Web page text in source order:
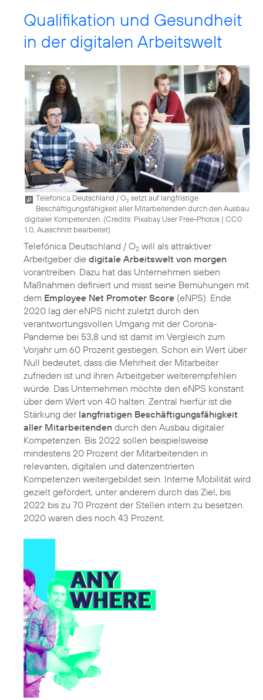
Qualifikation und Gesundheit
in der digitalen Arbeitswelt
Telefonica Deutschland / O2 setzt auf langfristige
Beschäftigungsfähigkeit aller Mitarbeitenden durch den Ausbau
digitaler Kompetenzen. (Credits: Pixabay User Free-Photos | CC0
1.0, Ausschnitt bearbeitet)
Telefónica Deutschland / O2 will als attraktiver
Arbeitgeber die digitale Arbeitswelt von morgen
vorantreiben. Dazu hat das Unternehmen sieben
Maßnahmen definiert und misst seine Bemühungen mit
dem Employee Net Promoter Score (eNPS). Ende
2020 lag der eNPS nicht zuletzt durch den
verantwortungsvollen Umgang mit der Corona-
Pandemie bei 53,8 und ist damit im Vergleich zum
Vorjahr um 60 Prozent gestiegen. Schon ein Wert über
Null bedeutet, dass die Mehrheit der Mitarbeiter
zufrieden ist und ihren Arbeitgeber weiterempfehlen
würde. Das Unternehmen möchte den eNPS konstant
über dem Wert von 40 halten. Zentral hierfür ist die
Stärkung der langfristigen Beschäftigungsfähigkeit
aller Mitarbeitenden durch den Ausbau digitaler
Kompetenzen. Bis 2022 sollen beispielsweise
mindestens 20 Prozent der Mitarbeitenden in
relevanten, digitalen und datenzentrierten
Kompetenzen weitergebildet sein. Interne Mobilität wird
gezielt gefördert, unter anderem durch das Ziel, bis
2022 bis zu 70 Prozent der Stellen intern zu besetzen.
2020 waren dies noch 43 Prozent.